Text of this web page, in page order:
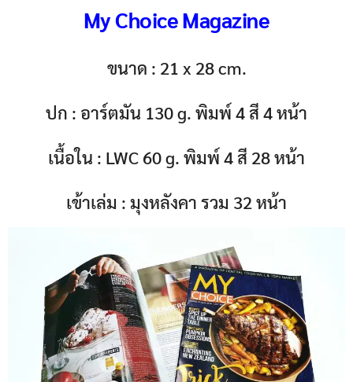
My Choice Magazine
ขนาด : 21 x 28 cm.
ปก : อาร์ตมัน 130 g. พิมพ์ 4 สี 4 หน้า
เนื้อใน : LWC 60 g. พิมพ์ 4 สี 28 หน้า
เข้าเล่ม : มุงหลังคา รวม 32 หน้า